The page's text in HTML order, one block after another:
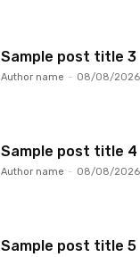
Sample post title 3
Author name - 08/08/2026
Sample post title 4
Author name - 08/08/2026
Sample post title 5